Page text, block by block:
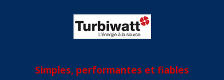
Simples, performantes et fiables